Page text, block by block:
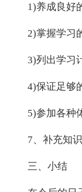
1)养成良好
2)掌握学习
3)列出学习
4)保证足够
5)参加各种
7、补充知识
三、小结